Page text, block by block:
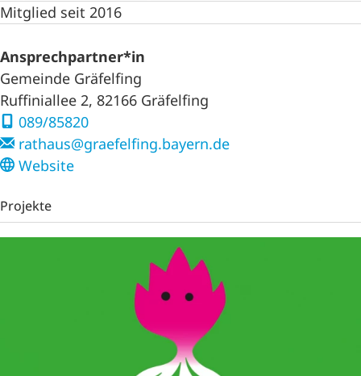
Mitglied seit 2016
Ansprechpartner*in
Gemeinde Gräfelfing
Ruffiniallee 2, 82166 Gräfelfing
089/85820
rathaus@graefelfing.bayern.de
Website
Projekte